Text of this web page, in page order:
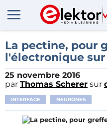
La pectine, pour
l'électronique
25 novembre 2016
par Thomas Scherer sur
INTERFACE NEURONES